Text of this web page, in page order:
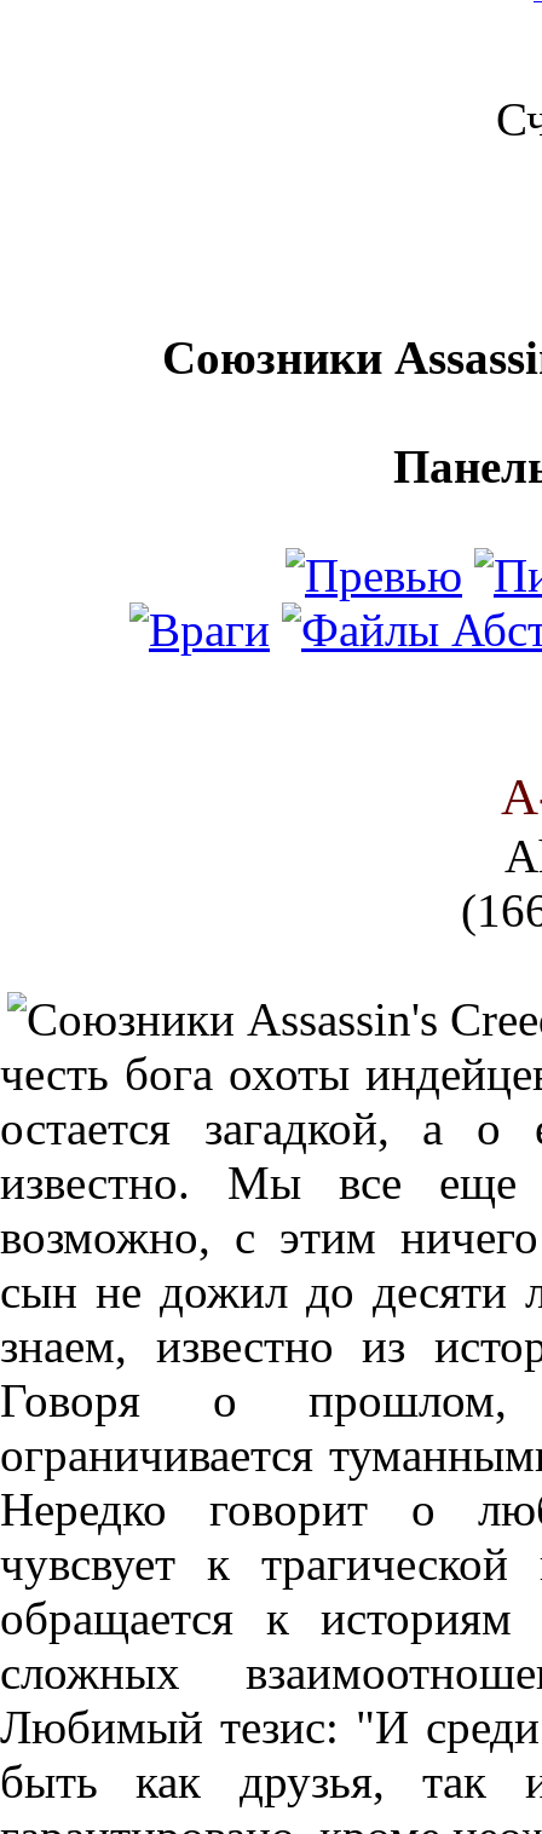
Союзники
честь бога охоты
остается загадкой, а
известно. Мы все
возможно, с этим
сын не дожил до десяти
знаем, известно из
Говоря о прошлом,
ограничивается
Нередко говорит о
чувсвует к
обращается к
сложных
Любимый тезис: "И
быть как друзья,